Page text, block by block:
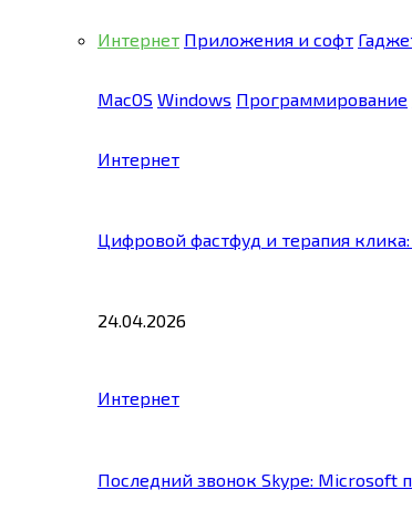
Интернет Приложения и софт
MacOS Windows Программирование
Интернет
Цифровой фастфуд и терапия
24.04.2026
Интернет
Последний звонок Skype: Microsoft